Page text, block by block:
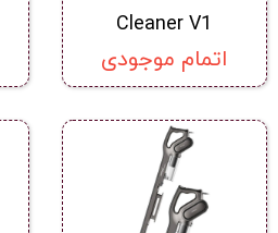
Cleaner V1
اتمام موجودی